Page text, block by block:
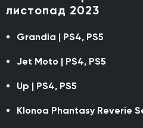
листопад 2023
Grandia | PS4, PS5
Jet Moto | PS4, PS5
Up | PS4, PS5
Klonoa Phantasy Reverie